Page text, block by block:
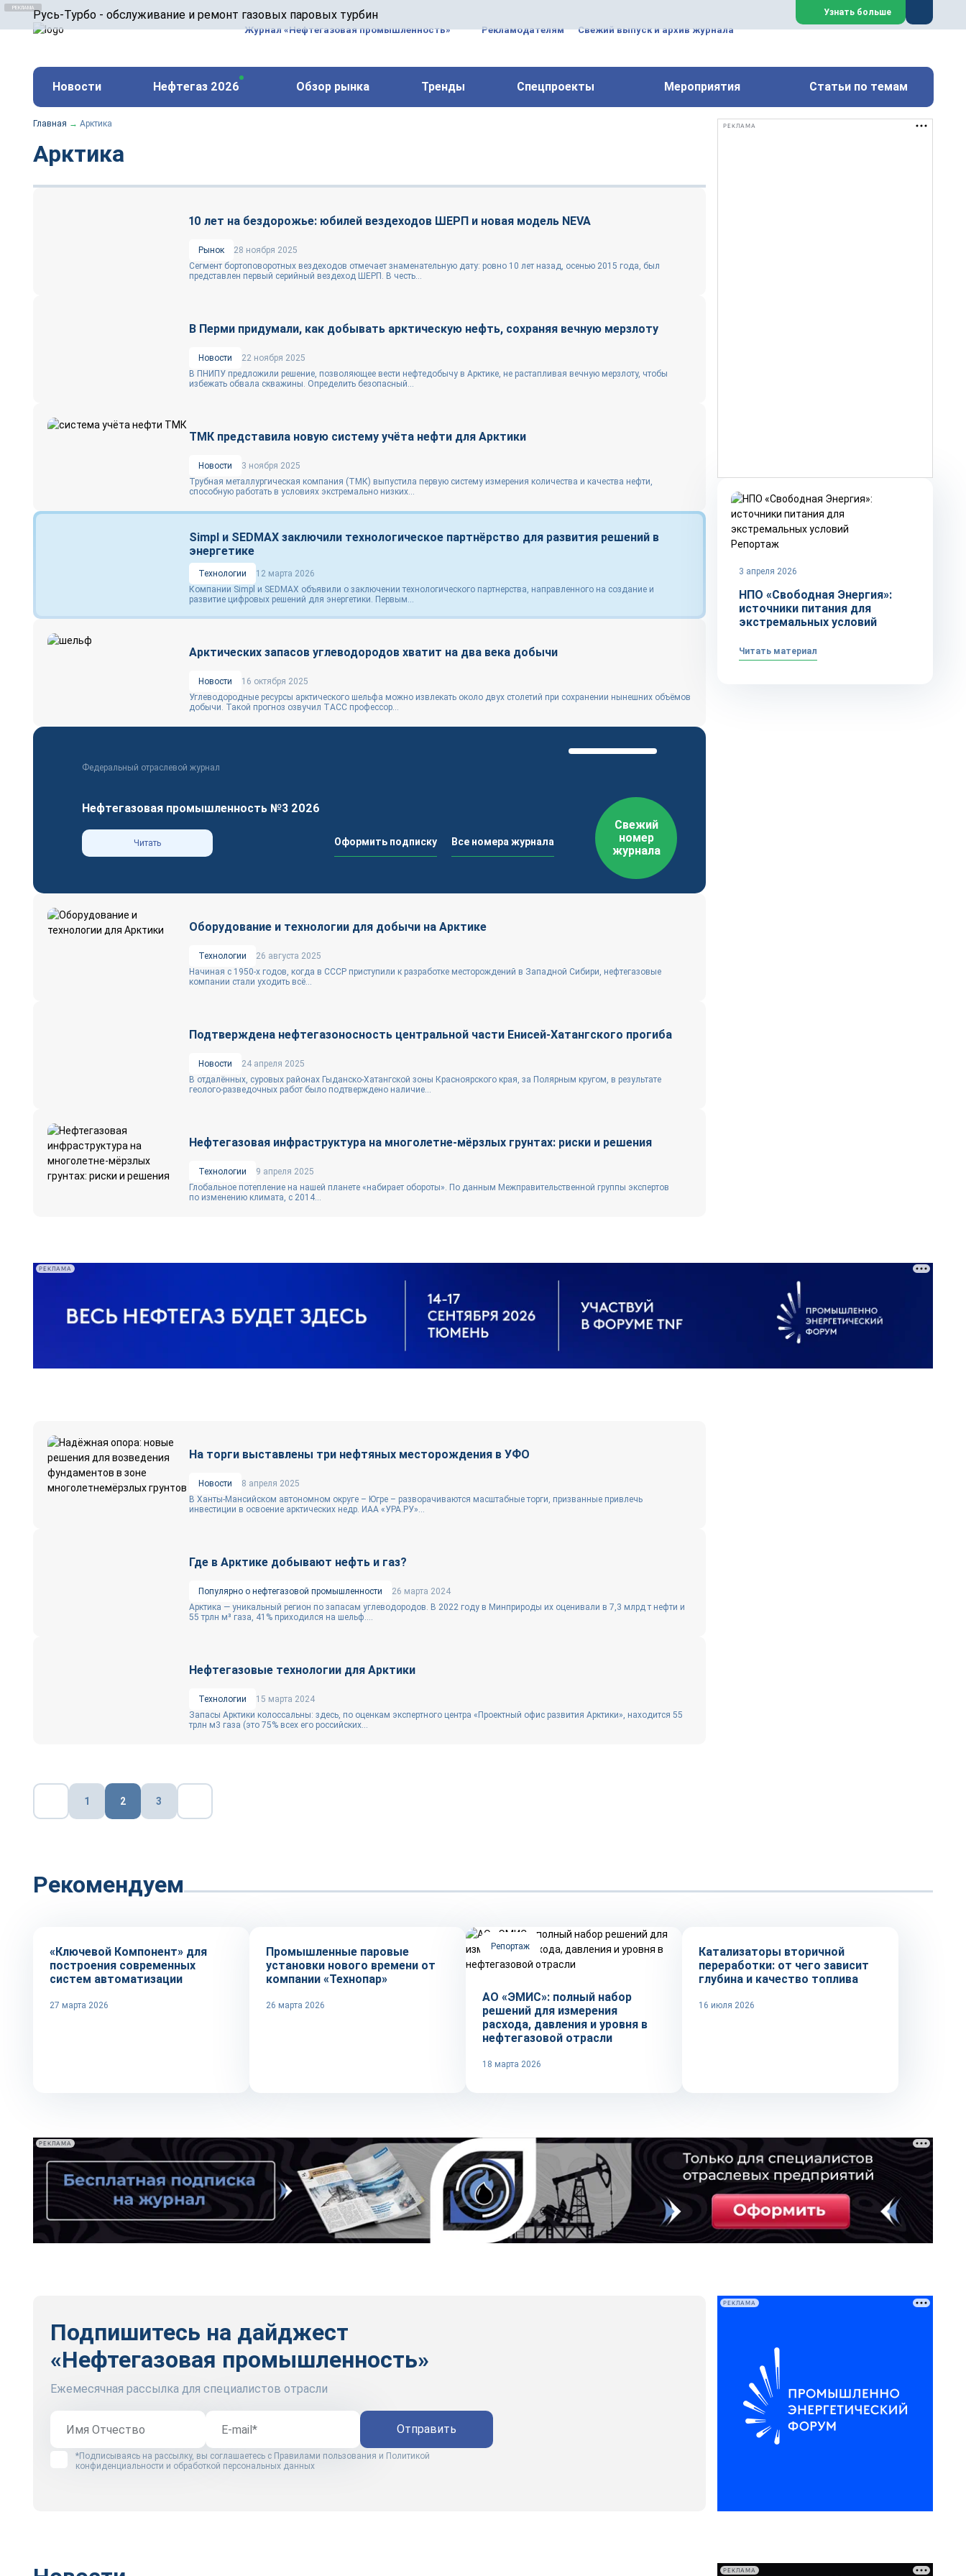
Русь-Турбо - обслуживание и ремонт газовых паровых турбин
ООО «Русь-Турбо» занимается сервисом газовых и паровых турбин, комплексным ремонтом, восстановлением, техническим обслуживанием
оборудования ТЭС, зарубежных поршневых машин и компрессоров, которые работают на нефтегазовых, нефтехимических, металлургических
и других предприятиях.
Реклама. ООО «Русь-Турбо», ИНН 7802588950
erid: F7NfYUJCUneVdwPs4znf
Закрыть
Узнать больше
Журнал «Нефтегазовая промышленность» Рекламодателям Свежий выпуск и архив журнала
Новости Нефтегаз 2026 Обзор рынка Тренды Спецпроекты Мероприятия Статьи по темам
Главная → Арктика
Арктика
10 лет на бездорожье: юбилей вездеходов ШЕРП и новая модель NEVA
Рынок
28 ноября 2025
Сегмент бортоповоротных вездеходов отмечает знаменательную дату: ровно 10 лет назад, осенью 2015 года, был
представлен первый серийный вездеход ШЕРП. В честь...
В Перми придумали, как добывать арктическую нефть, сохраняя вечную мерзлоту
Новости
22 ноября 2025
В ПНИПУ предложили решение, позволяющее вести нефтедобычу в Арктике, не растапливая вечную мерзлоту, чтобы
избежать обвала скважины. Определить безопасный...
ТМК представила новую систему учёта нефти для Арктики
Новости
3 ноября 2025
Трубная металлургическая компания (ТМК) выпустила первую систему измерения количества и качества нефти,
способную работать в условиях экстремально низких...
Simpl и SEDMAX заключили технологическое партнёрство для развития решений в
энергетике
Технологии
12 марта 2026
Компании Simpl и SEDMAX объявили о заключении технологического партнерства, направленного на создание и
развитие цифровых решений для энергетики. Первым...
Арктических запасов углеводородов хватит на два века добычи
Новости
16 октября 2025
Углеводородные ресурсы арктического шельфа можно извлекать около двух столетий при сохранении нынешних объёмов
добычи. Такой прогноз озвучил ТАСС профессор...
Свежий
номер
журнала
Федеральный отраслевой журнал
Нефтегазовая промышленность №3 2026
Читать Оформить подписку Все номера журнала
Оборудование и технологии для добычи на Арктике
Технологии
26 августа 2025
Начиная с 1950‑х годов, когда в СССР приступили к разработке месторождений в Западной Сибири, нефтегазовые
компании стали уходить всё...
Подтверждена нефтегазоносность центральной части Енисей-Хатангского прогиба
Новости
24 апреля 2025
В отдалённых, суровых районах Гыданско-Хатангской зоны Красноярского края, за Полярным кругом, в результате
геолого-разведочных работ было подтверждено наличие...
Нефтегазовая инфраструктура на многолетне-мёрзлых грунтах: риски и решения
Технологии
9 апреля 2025
Глобальное потепление на нашей планете «набирает обороты». По данным Межправительственной группы экспертов
по изменению климата, с 2014...
РЕКЛАМА
Репортаж
3 апреля 2026
НПО «Свободная Энергия»:
источники питания для
экстремальных условий
Читать материал
РЕКЛАМА
На торги выставлены три нефтяных месторождения в УФО
Новости
8 апреля 2025
В Ханты-Мансийском автономном округе – Югре – разворачиваются масштабные торги, призванные привлечь
инвестиции в освоение арктических недр. ИАА «УРА.РУ»...
Где в Арктике добывают нефть и газ?
Популярно о нефтегазовой промышленности
26 марта 2024
Арктика — уникальный регион по запасам углеводородов. В 2022 году в Минприроды их оценивали в 7,3 млрд т нефти и
55 трлн м³ газа, 41% приходился на шельф....
Нефтегазовые технологии для Арктики
Технологии
15 марта 2024
Запасы Арктики колоссальны: здесь, по оценкам экспертного центра «Проектный офис развития Арктики», находится 55
трлн м3 газа (это 75% всех его российских...
Пагинация
записей
1 2 3
Рекомендуем
«Ключевой Компонент» для
построения современных
систем автоматизации
27 марта 2026
Промышленные паровые
установки нового времени от
компании «Технопар»
26 марта 2026
Репортаж
АО «ЭМИС»: полный набор
решений для измерения
расхода, давления и уровня в
нефтегазовой отрасли
18 марта 2026
Катализаторы вторичной
переработки: от чего зависит
глубина и качество топлива
16 июля 2026
РЕКЛАМА
Подпишитесь на дайджест
«Нефтегазовая промышленность»
Ежемесячная рассылка для специалистов отрасли
*Подписываясь на рассылку, вы соглашаетесь с Правилами пользования и Политикой
конфиденциальности и обработкой персональных данных
Отправить
РЕКЛАМА
РЕКЛАМА